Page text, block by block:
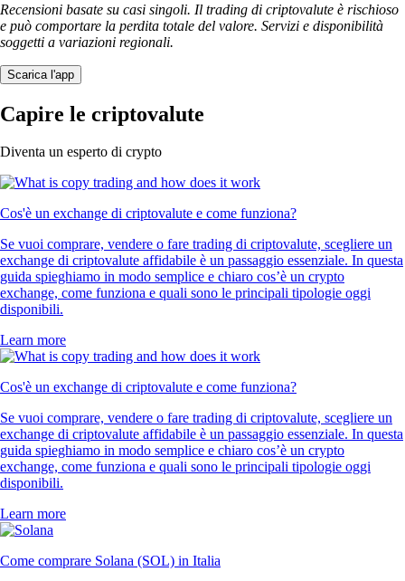
Recensioni basate su casi singoli. Il trading di criptovalute è rischioso
e può comportare la perdita totale del valore. Servizi e disponibilità
soggetti a variazioni regionali.
Scarica l'app
Capire le criptovalute
Diventa un esperto di crypto
Cos'è un exchange di criptovalute e come funziona?
Se vuoi comprare, vendere o fare trading di criptovalute, scegliere un
exchange di criptovalute affidabile è un passaggio essenziale. In questa
guida spieghiamo in modo semplice e chiaro cos’è un crypto
exchange, come funziona e quali sono le principali tipologie oggi
disponibili.
Learn more
Cos'è un exchange di criptovalute e come funziona?
Se vuoi comprare, vendere o fare trading di criptovalute, scegliere un
exchange di criptovalute affidabile è un passaggio essenziale. In questa
guida spieghiamo in modo semplice e chiaro cos’è un crypto
exchange, come funziona e quali sono le principali tipologie oggi
disponibili.
Learn more
Come comprare Solana (SOL) in Italia